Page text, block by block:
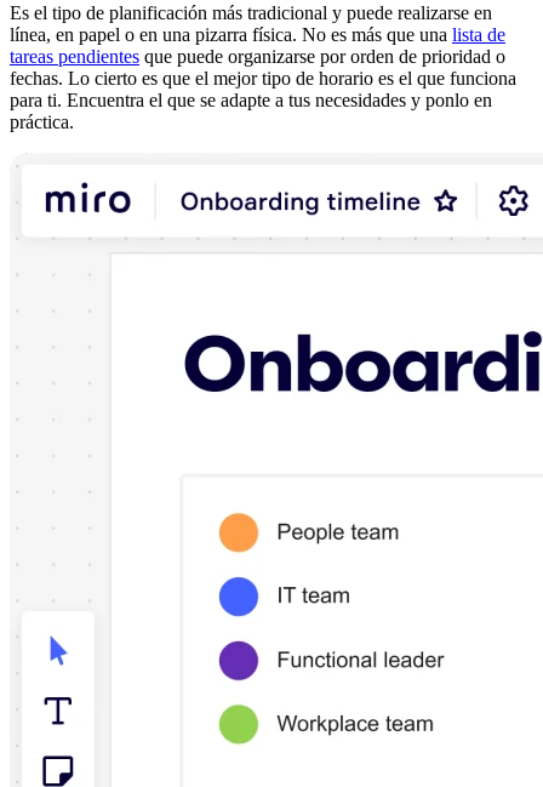
Es el tipo de planificación más tradicional y puede realizarse en
línea, en papel o en una pizarra física. No es más que una lista de
tareas pendientes que puede organizarse por orden de prioridad o
fechas. Lo cierto es que el mejor tipo de horario es el que funciona
para ti. Encuentra el que se adapte a tus necesidades y ponlo en
práctica.